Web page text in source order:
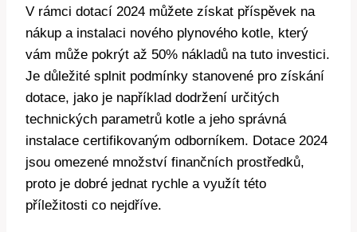
V rámci dotací 2024 můžete získat příspěvek na
nákup a instalaci nového plynového kotle, který
vám může pokrýt až 50% nákladů na tuto investici.
Je důležité splnit podmínky stanovené pro získání
dotace, jako je například dodržení určitých
technických parametrů kotle a jeho správná
instalace certifikovaným odborníkem. Dotace 2024
jsou omezené množství finančních prostředků,
proto je dobré jednat rychle a využít této
příležitosti co nejdříve.